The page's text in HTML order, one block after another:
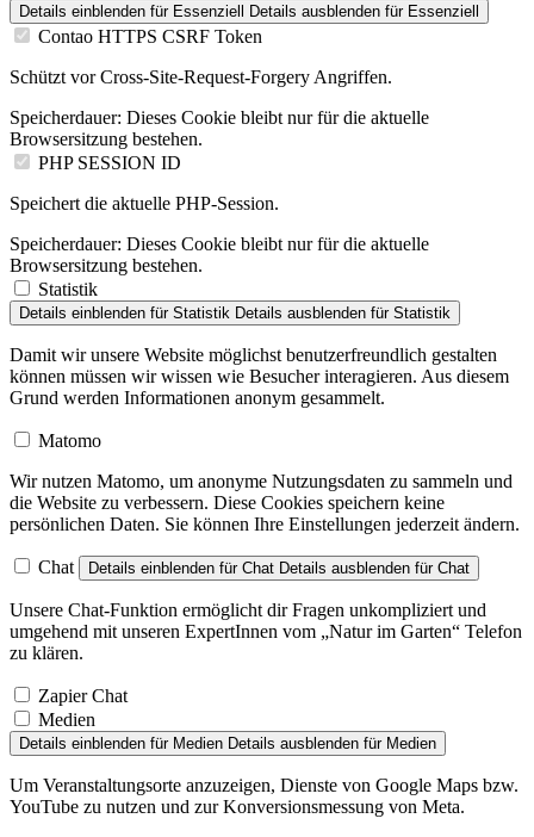
Details einblenden für Essenziell Details ausblenden für Essenziell
Contao HTTPS CSRF Token
Schützt vor Cross-Site-Request-Forgery Angriffen.
Speicherdauer: Dieses Cookie bleibt nur für die aktuelle
Browsersitzung bestehen.
PHP SESSION ID
Speichert die aktuelle PHP-Session.
Speicherdauer: Dieses Cookie bleibt nur für die aktuelle
Browsersitzung bestehen.
Statistik
Details einblenden für Statistik Details ausblenden für Statistik
Damit wir unsere Website möglichst benutzerfreundlich gestalten
können müssen wir wissen wie Besucher interagieren. Aus diesem
Grund werden Informationen anonym gesammelt.
Matomo
Wir nutzen Matomo, um anonyme Nutzungsdaten zu sammeln und
die Website zu verbessern. Diese Cookies speichern keine
persönlichen Daten. Sie können Ihre Einstellungen jederzeit ändern.
Chat Details einblenden für Chat Details ausblenden für Chat
Unsere Chat-Funktion ermöglicht dir Fragen unkompliziert und
umgehend mit unseren ExpertInnen vom „Natur im Garten“ Telefon
zu klären.
Zapier Chat
Medien
Details einblenden für Medien Details ausblenden für Medien
Um Veranstaltungsorte anzuzeigen, Dienste von Google Maps bzw.
YouTube zu nutzen und zur Konversionsmessung von Meta.